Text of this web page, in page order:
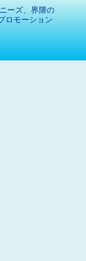
ーズ、界隈の
ロモーション